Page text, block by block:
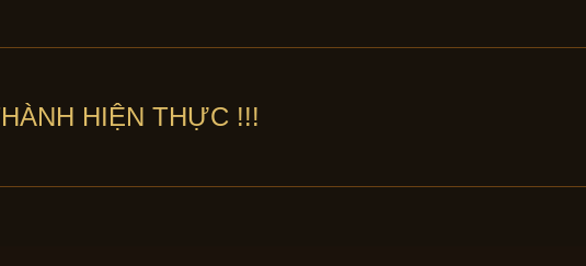
HIỆN THỰC !!!